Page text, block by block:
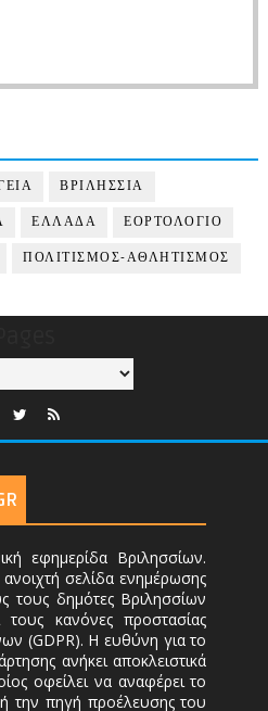
ΒΡΙΛΗΣΣΙΑ
ΕΛΛΑΔΑ ΕΟΡΤΟΛΟΓΙΟ
ΠΟΛΙΤΙΣΜΟΣ-ΑΘΛΗΤΙΣΜΟΣ
εφημερίδα Βριλησσίων.
σελίδα ενημέρωσης
τους δημότες Βριλησσίων
κανόνες προστασίας
(GDPR). Η ευθύνη για το
ανήκει αποκλειστικά
οφείλει να αναφέρει το
την πηγή προέλευσης του